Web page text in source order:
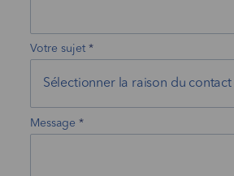
Votre sujet
Message